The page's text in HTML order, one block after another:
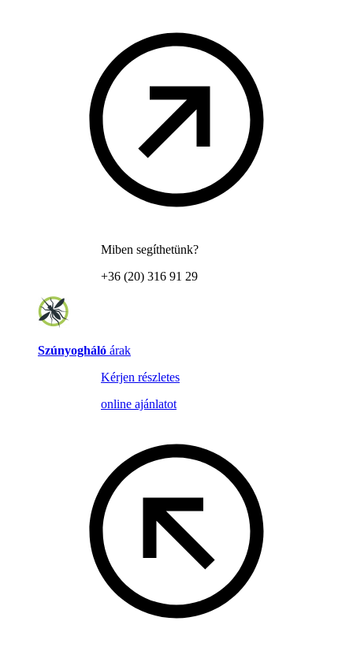
Miben segíthetünk?
+36 (20) 316 91 29
Szúnyogháló árak
Kérjen részletes
online ajánlatot